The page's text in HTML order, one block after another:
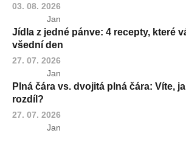
03. 08. 2026
Jan
Jídla z jedné pánve: 4 recepty, které
všední den
27. 07. 2026
Jan
Plná čára vs. dvojitá plná čára: Víte,
rozdíl?
27. 07. 2026
Jan